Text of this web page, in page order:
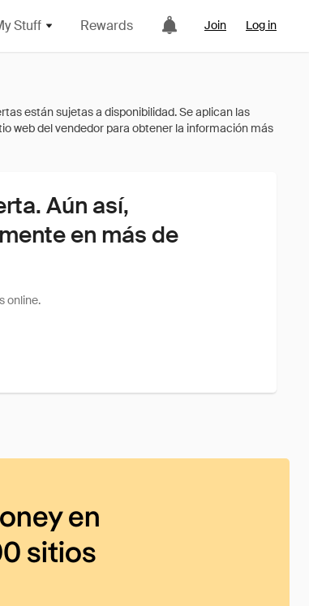
Stuff Rewards Join Log in
Aún así,
en más de
online.
en
sitios